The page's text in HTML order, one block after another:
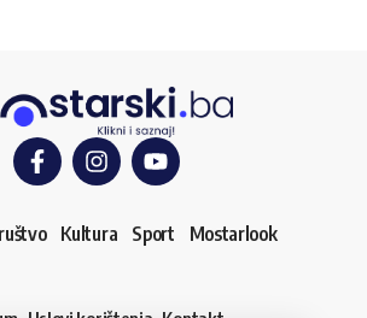
Kultura Sport Mostarlook